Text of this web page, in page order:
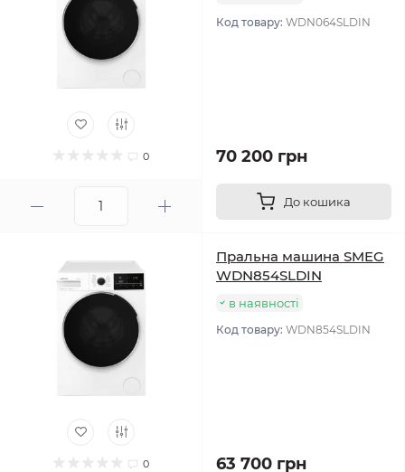
0
Код товару: WDN064SLDIN
70 200 грн
До кошика
0
Пральна машина SMEG
WDN854SLDIN
в наявності
Код товару: WDN854SLDIN
63 700 грн